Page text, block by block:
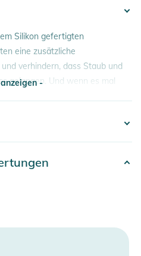
Silikon gefertigten
eine zusätzliche
verhindern, dass Staub und
gelangen. Und wenn es mal
und
-